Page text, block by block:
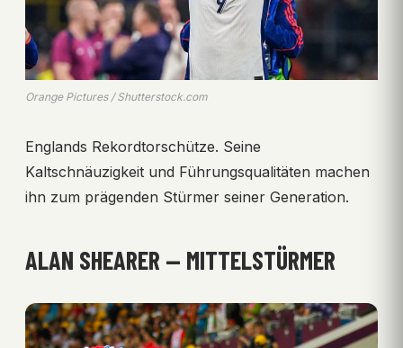
Orange Pictures / Shutterstock.com
Englands Rekordtorschütze. Seine
Kaltschnäuzigkeit und Führungsqualitäten machen
ihn zum prägenden Stürmer seiner Generation.
ALAN SHEARER — MITTELSTÜRMER